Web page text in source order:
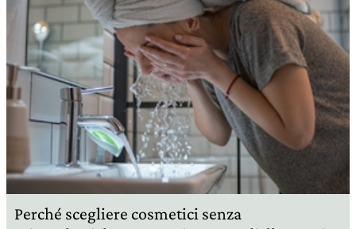
Perché scegliere cosmetici senza